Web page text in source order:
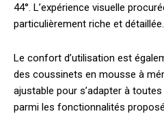
44°. L’expérience visuelle
particulièrement riche et détaillée.
Le confort d’utilisation est
des coussinets en mousse à
ajustable pour s’adapter à
parmi les fonctionnalités